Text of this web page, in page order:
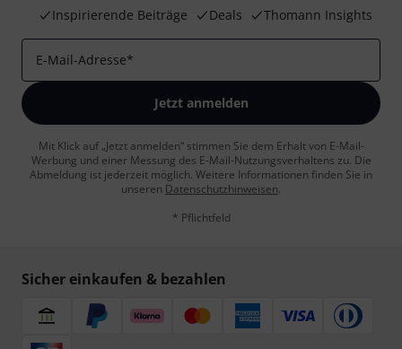
Inspirierende Beiträge
Deals Thomann Insights
E-Mail-Adresse*
Jetzt anmelden
Mit Klick auf „Jetzt anmelden“ stimmen Sie dem Erhalt von E-Mail-
Werbung und einer Messung des E-Mail-Nutzungsverhaltens zu. Die
Abmeldung ist jederzeit möglich. Weitere Informationen finden Sie in
unseren Datenschutzhinweisen.
* Pflichtfeld
Sicher einkaufen & bezahlen